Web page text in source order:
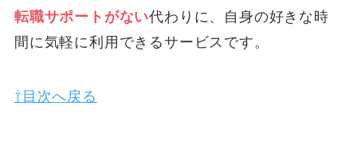
転職サポートがない代わりに、自身の好きな時
間に気軽に利用できるサービスです。
⇧目次へ戻る